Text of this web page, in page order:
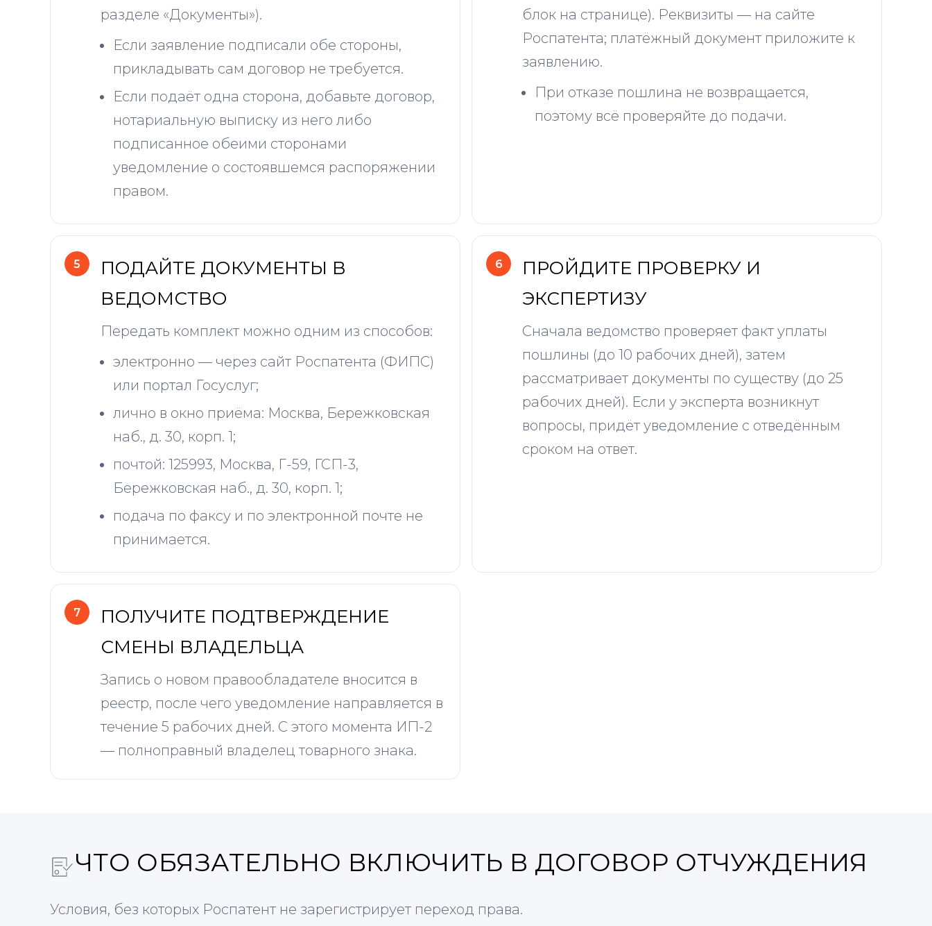
разделе «Документы»).
Если заявление подписали обе стороны,
прикладывать сам договор не требуется.
Если подаёт одна сторона, добавьте договор,
нотариальную выписку из него либо
подписанное обеими сторонами
уведомление о состоявшемся распоряжении
правом.
блок на странице). Реквизиты — на сайте
Роспатента; платёжный документ приложите к
заявлению.
При отказе пошлина не возвращается,
поэтому всё проверяйте до подачи.
ПОДАЙТЕ ДОКУМЕНТЫ В
ВЕДОМСТВО
Передать комплект можно одним из способов:
электронно — через сайт Роспатента (ФИПС)
или портал Госуслуг;
лично в окно приёма: Москва, Бережковская
наб., д. 30, корп. 1;
почтой: 125993, Москва, Г-59, ГСП-3,
Бережковская наб., д. 30, корп. 1;
подача по факсу и по электронной почте не
принимается.
ПРОЙДИТЕ ПРОВЕРКУ И
ЭКСПЕРТИЗУ
Сначала ведомство проверяет факт уплаты
пошлины (до 10 рабочих дней), затем
рассматривает документы по существу (до 25
рабочих дней). Если у эксперта возникнут
вопросы, придёт уведомление с отведённым
сроком на ответ.
ПОЛУЧИТЕ ПОДТВЕРЖДЕНИЕ
СМЕНЫ ВЛАДЕЛЬЦА
Запись о новом правообладателе вносится в
реестр, после чего уведомление направляется в
течение 5 рабочих дней. С этого момента ИП-2
— полноправный владелец товарного знака.
ЧТО ОБЯЗАТЕЛЬНО ВКЛЮЧИТЬ В ДОГОВОР ОТЧУЖДЕНИЯ
Условия, без которых Роспатент не зарегистрирует переход права.